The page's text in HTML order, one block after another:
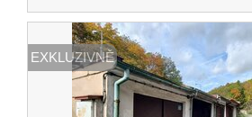
EXKLUZIVNĚ